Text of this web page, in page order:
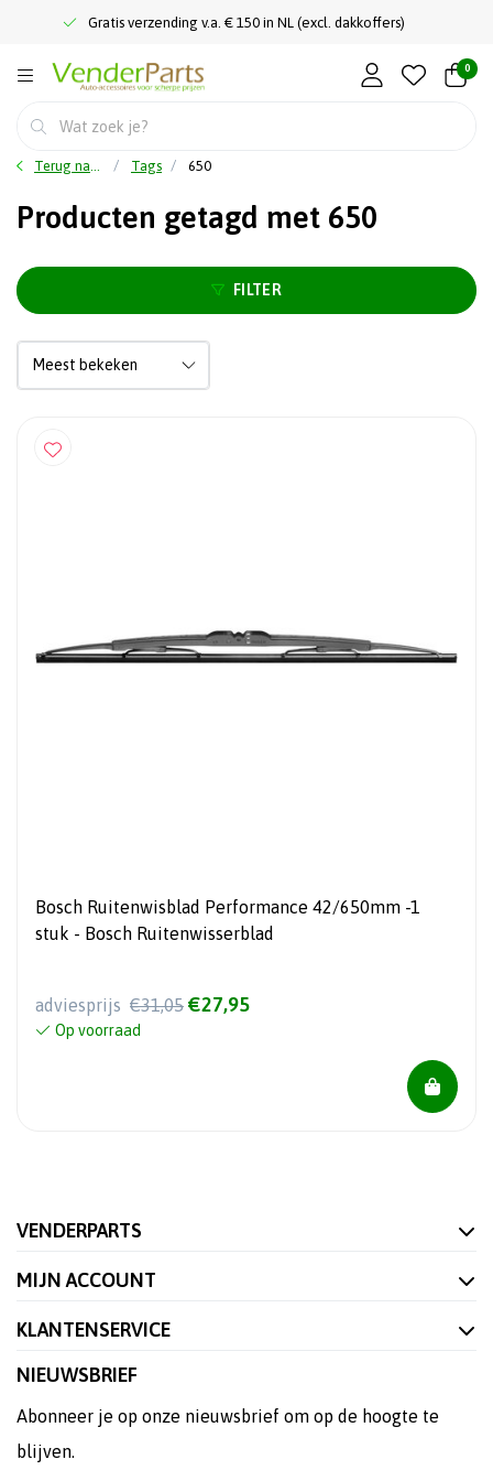
Gratis verzending v.a. € 150 in NL (excl. dakkoffers)
0
Terug naar home Tags 650
Producten getagd met 650
FILTER
Bosch Ruitenwisblad Performance 42/650mm -1
stuk - Bosch Ruitenwisserblad
adviesprijs €31,05 €27,95
Op voorraad
VENDERPARTS
MIJN ACCOUNT
KLANTENSERVICE
NIEUWSBRIEF
Abonneer je op onze nieuwsbrief om op de hoogte te
blijven.